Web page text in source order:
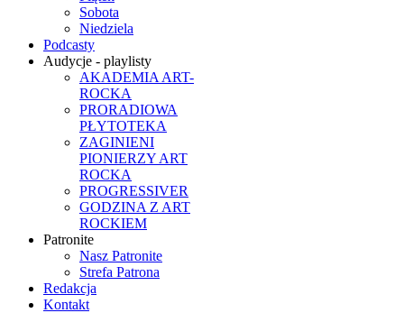
Sobota
Niedziela
Podcasty
Audycje - playlisty
AKADEMIA ART-
ROCKA
PRORADIOWA
PŁYTOTEKA
ZAGINIENI
PIONIERZY ART
ROCKA
PROGRESSIVER
GODZINA Z ART
ROCKIEM
Patronite
Nasz Patronite
Strefa Patrona
Redakcja
Kontakt